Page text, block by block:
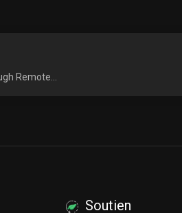
Remote...
Soutien